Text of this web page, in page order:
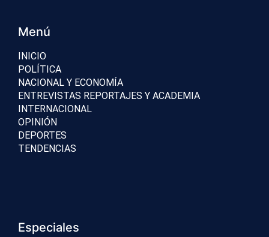
Menú
INICIO
POLÍTICA
NACIONAL Y ECONOMÍA
ENTREVISTAS REPORTAJES Y ACADEMIA
INTERNACIONAL
OPINIÓN
DEPORTES
TENDENCIAS
Especiales